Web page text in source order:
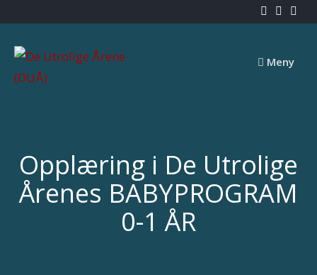
content
Meny
Opplæring i De Utrolige
Årenes BABYPROGRAM
0-1 ÅR